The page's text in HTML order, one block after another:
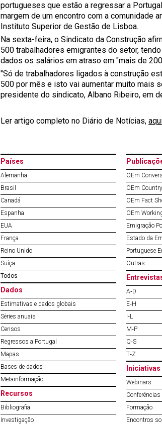
portugueses que estão a regressar a
margem de um encontro com a comunidade
Instituto Superior de Gestão de Lisboa.
Na sexta-feira, o Sindicato da Construção
500 trabalhadores emigrantes do setor,
dados os salários em atraso em "mais de
"Só de trabalhadores ligados à construção
500 por mês e isto vai aumentar muito mais
presidente do sindicato, Albano Ribeiro, em
Ler artigo completo no Diário de Notícias,
Países
Alemanha
Brasil
Canadá
Espanha
EUA
França
Reino Unido
Suíça
Todos
Dados
Estimativas e dados globais
Séries anuais
Censos
Regressos a Portugal
Mapas
Bases de dados
Metainformação
Recursos
Bibliografia
Investigação
OEm
OEm
OEm Fact
OEm
Emigração
Estado da
Portuguese
Outras
A‐D
E‐H
I‐L
M‐P
Q‐S
T‐Z
Iniciativas
Webinars
Conferências
Formação
Encontros